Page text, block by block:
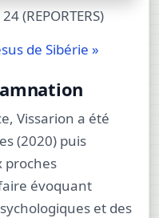
(REPORTERS)
de Sibérie »
Vissarion a été
(2020) puis
proches
évoquant
et des